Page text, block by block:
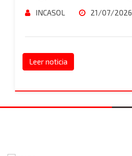
INCASOL 21/07/2026
Leer noticia